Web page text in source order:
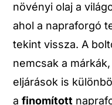
növényi olaj a
ahol a napraforgó
tekint vissza. A
nemcsak a
eljárások is
afinomított